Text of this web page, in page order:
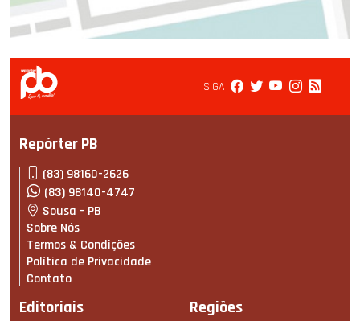
SIGA
Repórter PB
(83) 98160-2626
(83) 98140-4747
Sousa - PB
Sobre Nós
Termos & Condições
Política de Privacidade
Contato
Editoriais Regiões